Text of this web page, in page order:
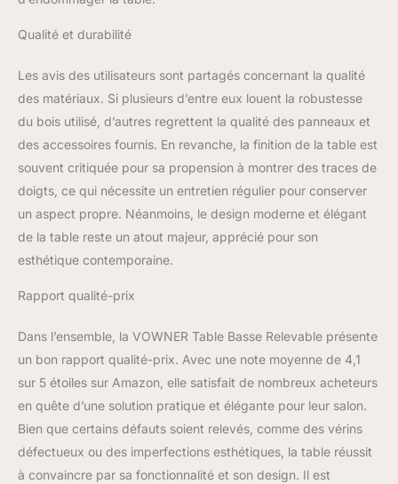
décoration. Taille
entièrement déployée :
100P x 100l x 72H
centimètres [MONTAGE
FACILE ET SERVICE
APRÈS-VENTE] : Livrée
avec le matériel
nécessaire et un manuel
d'instructions pour vous
pas à nous contacter.
Qualité et durabilité
Les avis des utilisateurs sont partagés concernant la qualité
des matériaux. Si plusieurs d’entre eux louent la robustesse
du bois utilisé, d’autres regrettent la qualité des panneaux et
des accessoires fournis. En revanche, la finition de la table est
souvent critiquée pour sa propension à montrer des traces de
doigts, ce qui nécessite un entretien régulier pour conserver
un aspect propre. Néanmoins, le design moderne et élégant
de la table reste un atout majeur, apprécié pour son
esthétique contemporaine.
Rapport qualité-prix
Dans l’ensemble, la VOWNER Table Basse Relevable présente
un bon rapport qualité-prix. Avec une note moyenne de 4,1
sur 5 étoiles sur Amazon, elle satisfait de nombreux acheteurs
en quête d’une solution pratique et élégante pour leur salon.
Bien que certains défauts soient relevés, comme des vérins
défectueux ou des imperfections esthétiques, la table réussit
à convaincre par sa fonctionnalité et son design. Il est